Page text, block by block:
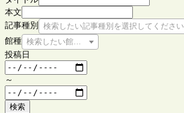
本文
記事種別
検索したい記事種別を選択してください
館種 検索したい館種を選択してください
投稿日
～
検索